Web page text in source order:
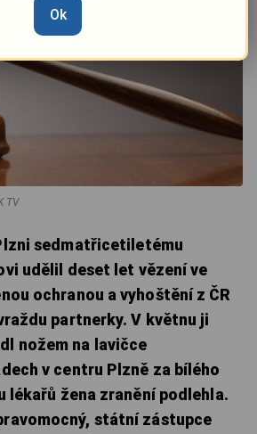
TV
sedmatřicetiletému
udělil deset let vězení ve
ochranou a vyhoštění z ČR
partnerky. V květnu ji
nožem na lavičce
v centru Plzně za bílého
lékařů žena zranění podlehla.
státní zástupce
Ok